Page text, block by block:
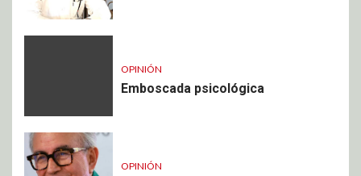
OPINIÓN
Emboscada psicológica
OPINIÓN